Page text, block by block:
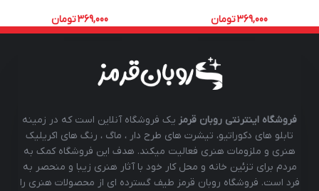
369,000تومان 369,000تومان
فروشگاه اینترنتی روبان قرمز یک فروشگاه آنلاین است که در زمینه
تابلو های دکوراتیو، تیشرت های طرح دار ، ماگ ، رنگ های اکریلیک
هنری و ملزومات هنری فعالیت میکند. هدف این فروشگاه کمک به
مردم برای تزئین خانه و محل کار خود با آثار هنری زیبا و منحصر به
فرد است. فروشگاه روبان قرمز طیف گسترده ای از محصولات هنری را